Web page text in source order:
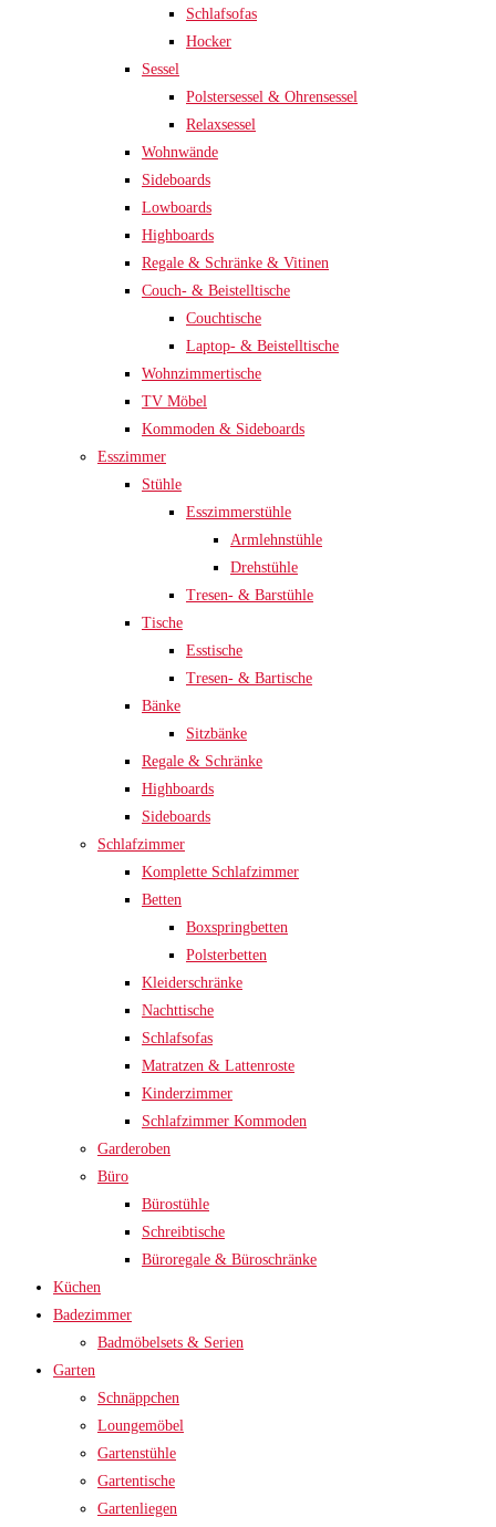
Schlafsofas
Hocker
Sessel
Polstersessel & Ohrensessel
Relaxsessel
Wohnwände
Sideboards
Lowboards
Highboards
Regale & Schränke & Vitinen
Couch- & Beistelltische
Couchtische
Laptop- & Beistelltische
Wohnzimmertische
TV Möbel
Kommoden & Sideboards
Esszimmer
Stühle
Esszimmerstühle
Armlehnstühle
Drehstühle
Tresen- & Barstühle
Tische
Esstische
Tresen- & Bartische
Bänke
Sitzbänke
Regale & Schränke
Highboards
Sideboards
Schlafzimmer
Komplette Schlafzimmer
Betten
Boxspringbetten
Polsterbetten
Kleiderschränke
Nachttische
Schlafsofas
Matratzen & Lattenroste
Kinderzimmer
Schlafzimmer Kommoden
Garderoben
Büro
Bürostühle
Schreibtische
Büroregale & Büroschränke
Küchen
Badezimmer
Badmöbelsets & Serien
Garten
Schnäppchen
Loungemöbel
Gartenstühle
Gartentische
Gartenliegen